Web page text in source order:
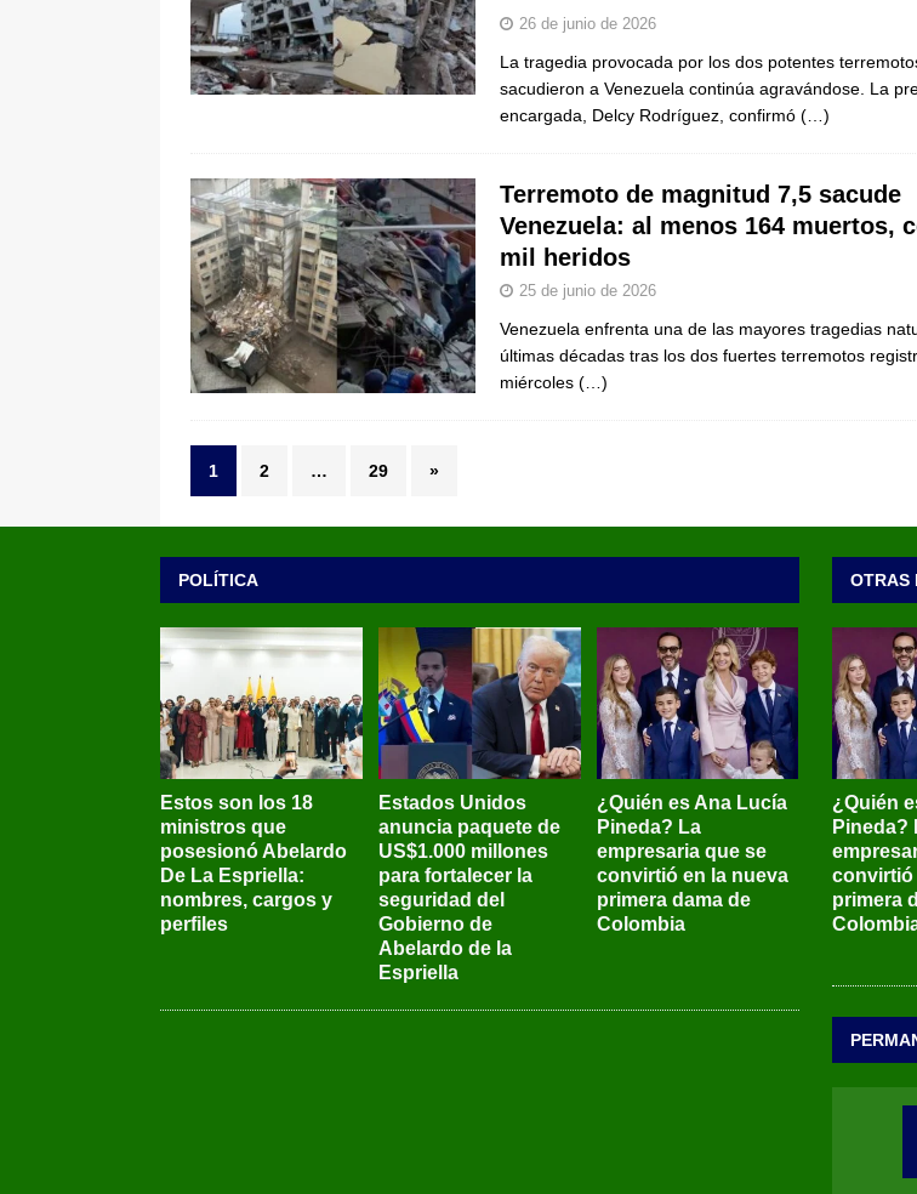
26 de junio de 2026
La tragedia provocada por los dos potentes
sacudieron a Venezuela continúa agravándose. La
encargada, Delcy Rodríguez, confirmó (…)
Terremoto de magnitud 7,5 sacude
Venezuela: al menos 164 muertos,
mil heridos
25 de junio de 2026
Venezuela enfrenta una de las mayores tragedias
últimas décadas tras los dos fuertes terremotos
miércoles (…)
1 2 … 29 »
POLÍTICA
Estos son los 18
ministros que
posesionó Abelardo
De La Espriella:
nombres, cargos y
perfiles
Estados Unidos
anuncia paquete de
US$1.000 millones
para fortalecer la
seguridad del
Gobierno de
Abelardo de la
Espriella
¿Quién es Ana Lucía
Pineda? La
empresaria que se
convirtió en la nueva
primera dama de
Colombia
OTRAS
¿Quién
Pineda?
convirtió
primera